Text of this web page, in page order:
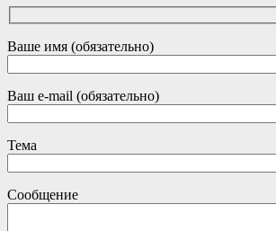
Ваше имя (обязательно)
Ваш e-mail (обязательно)
Тема
Сообщение